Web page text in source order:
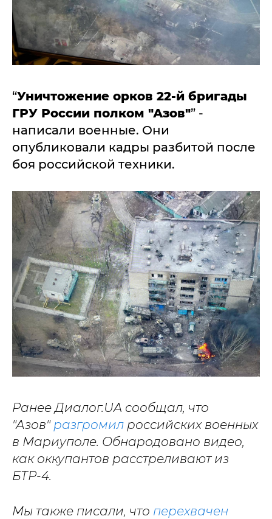
“Уничтожение орков 22-й бригады
ГРУ России полком "Азов"” -
написали военные. Они
опубликовали кадры разбитой после
боя российской техники.
Ранее Диалог.UA сообщал, что
"Азов" разгромил российских военных
в Мариуполе. Обнародовано видео,
как оккупантов расстреливают из
БТР-4.
Мы также писали, что перехвачен